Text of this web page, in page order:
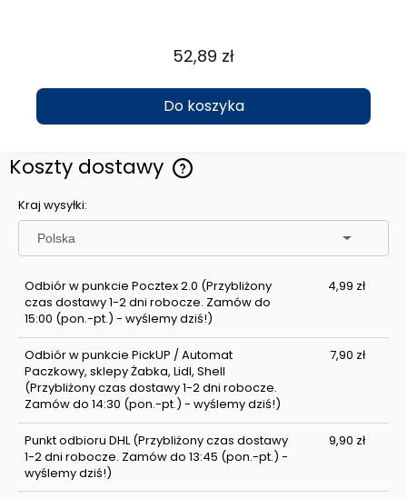
52,89 zł
Do koszyka
Koszty dostawy
Cena nie zawiera ewentualnych kosztów płatności
Kraj wysyłki:
Odbiór w punkcie Pocztex 2.0 (Przybliżony
czas dostawy 1-2 dni robocze. Zamów do
15:00 (pon.-pt.) - wyślemy dziś!)
4,99 zł
Odbiór w punkcie PickUP / Automat
Paczkowy, sklepy Żabka, Lidl, Shell
(Przybliżony czas dostawy 1-2 dni robocze.
Zamów do 14:30 (pon.-pt.) - wyślemy dziś!)
7,90 zł
Punkt odbioru DHL(Przybliżony czas dostawy
1-2 dni robocze. Zamów do 13:45 (pon.-pt.) -
wyślemy dziś!)
9,90 zł